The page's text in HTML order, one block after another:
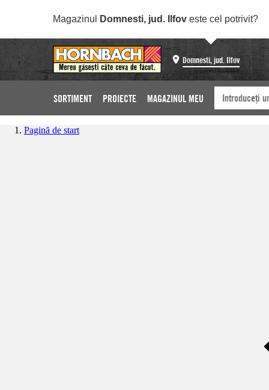
Magazinul Domnesti, jud. Ilfov este cel potrivit?
Domnesti, jud. Ilfov
SORTIMENT PROIECTE MAGAZINUL MEU
Pagină de start